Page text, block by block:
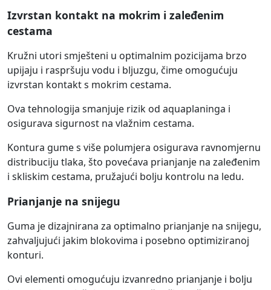
Izvrstan kontakt na mokrim i zaleđenim
cestama
Kružni utori smješteni u optimalnim pozicijama brzo
upijaju i raspršuju vodu i bljuzgu, čime omogućuju
izvrstan kontakt s mokrim cestama.
Ova tehnologija smanjuje rizik od aquaplaninga i
osigurava sigurnost na vlažnim cestama.
Kontura gume s više polumjera osigurava ravnomjernu
distribuciju tlaka, što povećava prianjanje na zaleđenim
i skliskim cestama, pružajući bolju kontrolu na ledu.
Prianjanje na snijegu
Guma je dizajnirana za optimalno prianjanje na snijegu,
zahvaljujući jakim blokovima i posebno optimiziranoj
konturi.
Ovi elementi omogućuju izvanredno prianjanje i bolju